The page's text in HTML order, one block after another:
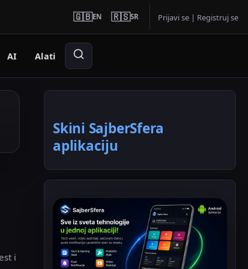
🇬🇧EN 🇷🇸SR Prijavi se | Registruj se
AI Alati
i
Skini SajberSfera
aplikaciju